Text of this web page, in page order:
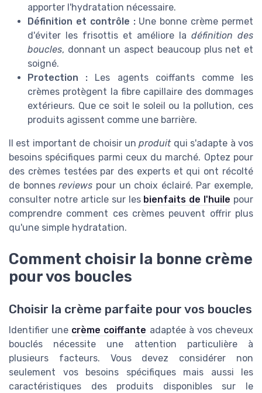
apporter l'hydratation nécessaire.
Définition et contrôle :Une bonne crème permet
d'éviter les frisottis et améliore la définition des
boucles, donnant un aspect beaucoup plus net et
soigné.
Protection : Les agents coiffants comme les
crèmes protègent la fibre capillaire des dommages
extérieurs. Que ce soit le soleil ou la pollution, ces
produits agissent comme une barrière.
Il est important de choisir unproduitqui s'adapte à vos
besoins spécifiques parmi ceux du marché. Optez pour
des crèmes testées par des experts et qui ont récolté
de bonnesreviews pour un choix éclairé. Par exemple,
consulter notre article sur les bienfaits de l'huile pour
comprendre comment ces crèmes peuvent offrir plus
qu'une simple hydratation.
Comment choisir la bonne crème
pour vos boucles
Choisir la crème parfaite pour vos boucles
Identifier une crème coiffante adaptée à vos cheveux
bouclés nécessite une attention particulière à
plusieurs facteurs. Vous devez considérer non
seulement vos besoins spécifiques mais aussi les
caractéristiques des produits disponibles sur le